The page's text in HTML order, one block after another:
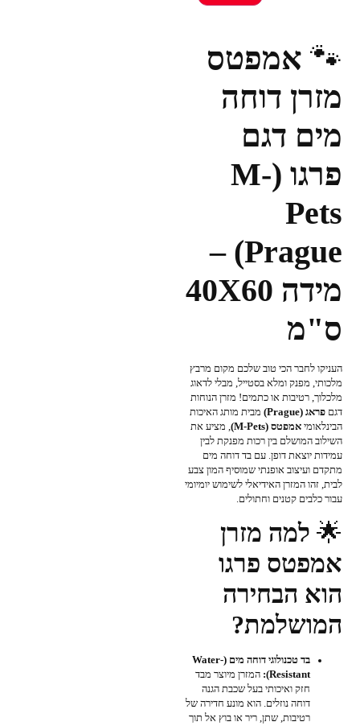
🐾 אמפטס
מזרן דוחה
מים דגם
פרגו (M-
Pets
Prague) –
מידה 40X60
ס"מ
העניקו לחבר הכי טוב שלכם מקום מרבץ
מלכותי, מפנק ומלא בסטייל, מבלי לדאוג
מלכלוך, רטיבות או כתמים! מזרן הנוחות
דגםפראג (Prague ) מבית מותג האיכות
הבינלאומיאמפטס (M-Pets)
, מציע את
השילוב המושלם בין רכות מפנקת לבין
עמידות יוצאת דופן. עם בד דוחה מים
מתקדם ועיצוב אופנתי שמוסיף המון צבע
לבית, זהו המזרן האידיאלי לשימוש יומיומי
עבור כלבים קטנים וחתולים.
🌟 למה מזרן
אמפטס פרגו
הוא הבחירה
המושלמת?
בד טכנולוגי דוחה מים (Water-
Resistant):
המזרן מיוצר מבד
חזק ואיכותי בעל שכבת הגנה
דוחה נוזלים. הוא מונע חדירה של
רטיבות, שתן, ריר או בוץ אל תוך